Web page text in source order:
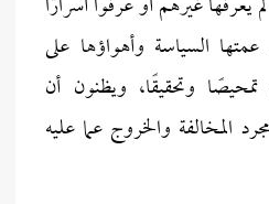
عمتها السياسة وأهواؤها على
وتحقيقًا، ويظنون أن
المخالفة والخروج عما عليه